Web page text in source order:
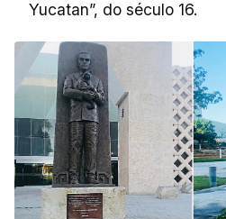
Yucatan”, do século 16.